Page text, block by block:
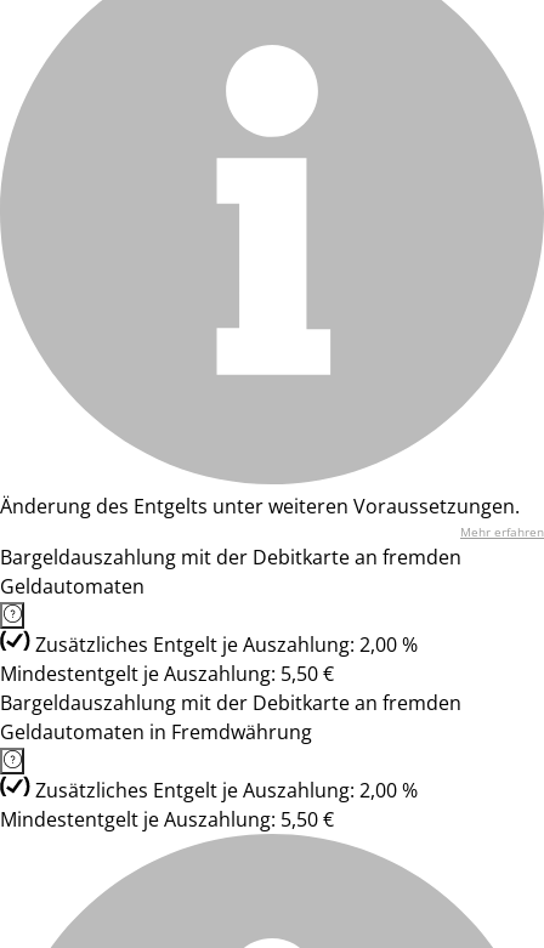
Änderung des Entgelts unter weiteren Voraussetzungen.
Mehr erfahren
Bargeldauszahlung mit der Debitkarte an fremden
Geldautomaten
Zusätzliches Entgelt je Auszahlung: 2,00 %
Mindestentgelt je Auszahlung: 5,50 €
Bargeldauszahlung mit der Debitkarte an fremden
Geldautomaten in Fremdwährung
Zusätzliches Entgelt je Auszahlung: 2,00 %
Mindestentgelt je Auszahlung: 5,50 €